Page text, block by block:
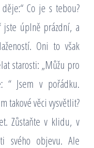
Co je s tebou?
jste úplně prázdní, a
Oni to však
starosti: „Můžu pro
“ Jsem v pořádku.
takové věci vysvětlit?
Zůstaňte v klidu, v
svého objevu. Ale